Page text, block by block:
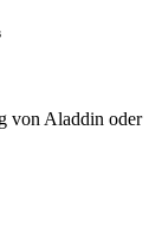
von Aladdin oder